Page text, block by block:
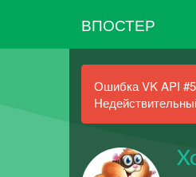
ВПОСТЕР
Ошибка VK API #5